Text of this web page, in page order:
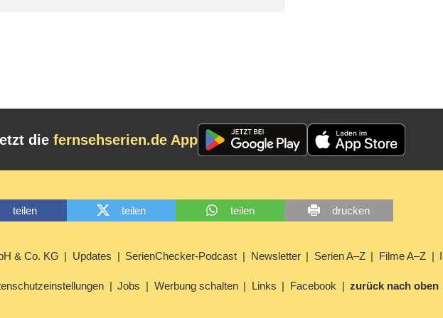
die fernsehserien.de App
teilen teilen teilen drucken
& Co. KG Updates SerienChecker-Podcast Newsletter Serien A–Z Filme A–Z
Jobs Werbung schalten Links Facebook zurück nach oben